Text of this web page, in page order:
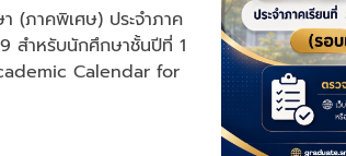
(ภาคพิเศษ) ประจำภาค
สำหรับนักศึกษาชั้นปีที่ 1
Calendar for